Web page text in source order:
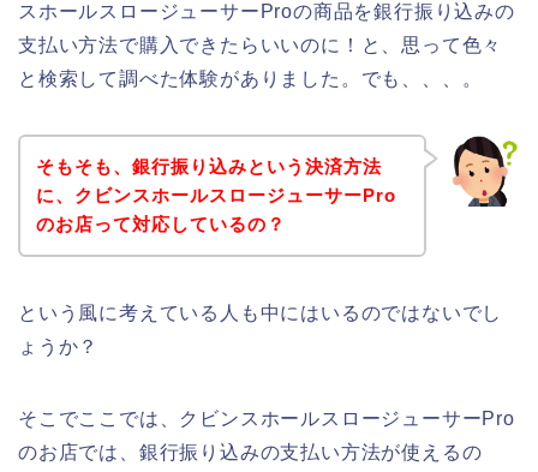
スホールスロージューサーProの商品を銀行振り込みの
支払い方法で購入できたらいいのに！と、思って色々
と検索して調べた体験がありました。でも、、、。
そもそも、銀行振り込みという決済方法
に、クビンスホールスロージューサーPro
のお店って対応しているの？
という風に考えている人も中にはいるのではないでし
ょうか？
そこでここでは、クビンスホールスロージューサーPro
のお店では、銀行振り込みの支払い方法が使えるの